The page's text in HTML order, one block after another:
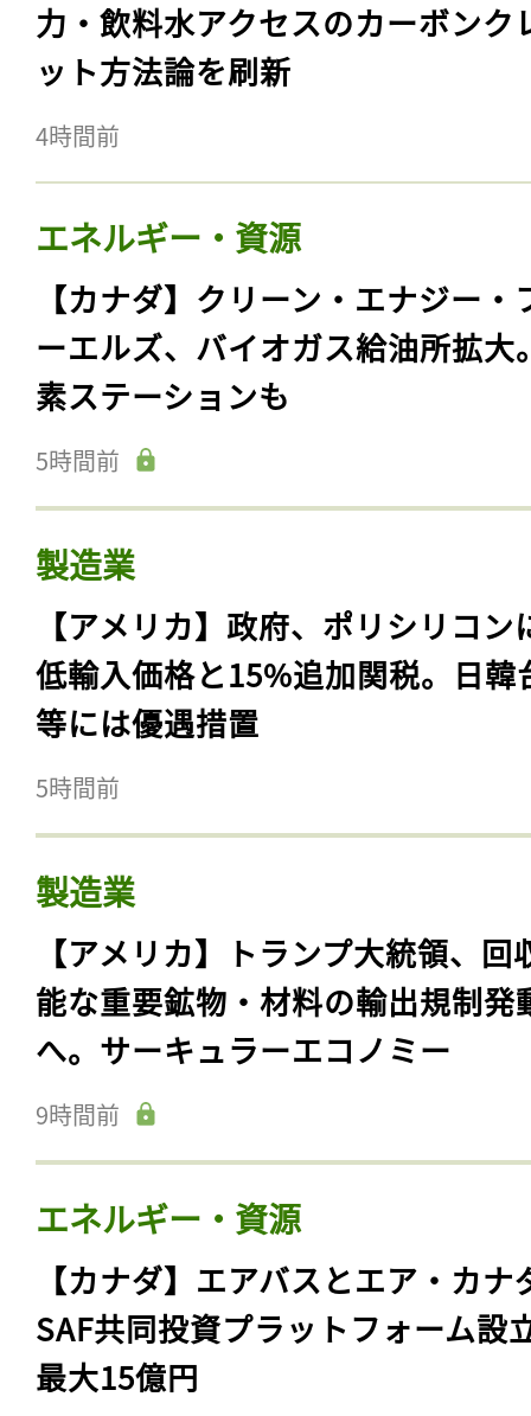
力・飲料水アクセスのカーボンク
ット方法論を刷新
4時間前
エネルギー・資源
【カナダ】クリーン・エナジー・
ーエルズ、バイオガス給油所拡大
素ステーションも
5時間前
製造業
【アメリカ】政府、ポリシリコン
低輸入価格と15%追加関税。日韓
等には優遇措置
5時間前
製造業
【アメリカ】トランプ大統領、回
能な重要鉱物・材料の輸出規制発
へ。サーキュラーエコノミー
9時間前
エネルギー・資源
【カナダ】エアバスとエア・カナ
SAF共同投資プラットフォーム設
最大15億円